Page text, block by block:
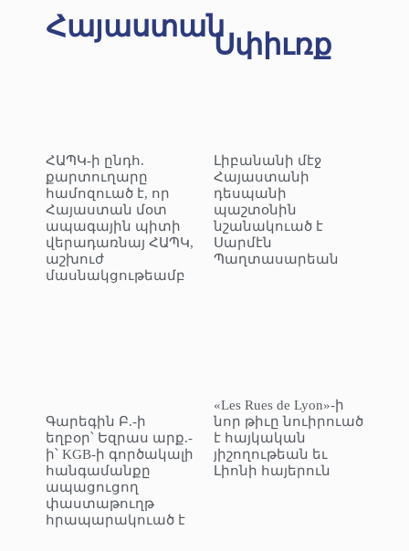
Հայաստան
ՀԱՊԿ-ի ընդհ.
քարտուղարը
համոզուած է, որ
Հայաստան մօտ
ապագային պիտի
վերադառնայ ՀԱՊԿ,
աշխուժ
մասնակցութեամբ
Գարեգին Բ.-ի
եղբօր՝ Եզրաս արք.-
ի՝ KGB-ի գործակալի
հանգամանքը
ապացուցող
փաստաթուղթ
հրապարակուած է
Սփիւռք
Լիբանանի մէջ
Հայաստանի
դեսպանի
պաշտօնին
նշանակուած է
Սարմէն
Պաղտասարեան
«Les Rues de Lyon»-ի
նոր թիւը նուիրուած
է հայկական
յիշողութեան եւ
Լիոնի հայերուն